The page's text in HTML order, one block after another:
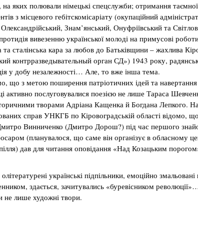
яких полювали німецькі спецслужби; отримання таємної
з місцевого гебітскомісаріату (окупаційний
Знам’янський, Онуфріївський та
вивезенню української молоді на примусові
та сталінська кара за любов до Батьківщини – жахлива
контрразведывательный орган СД») 1943 року,
у добу незалежності… Але, то вже інша тема.
що з метою поширення патріотичних ідей та навертання
активно послуговувалися поезією не лише Тараса
творами Адріана Кащенка й Богдана Лепкого.
справ УНКГБ по Кіровоградській області відомо,
Винниченко (Дмитро Дорош?) під час першого
(планувалося, що саме він організує в обласному
дав для читання оповідання «Над Козацьким
українські підпільники, емоційно
здається, зачитувались «буревісником
не лише художні твори.